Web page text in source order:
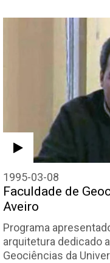
1995-03-08
Faculdade de
Aveiro
Programa
arquitetura dedicado
Geociências da